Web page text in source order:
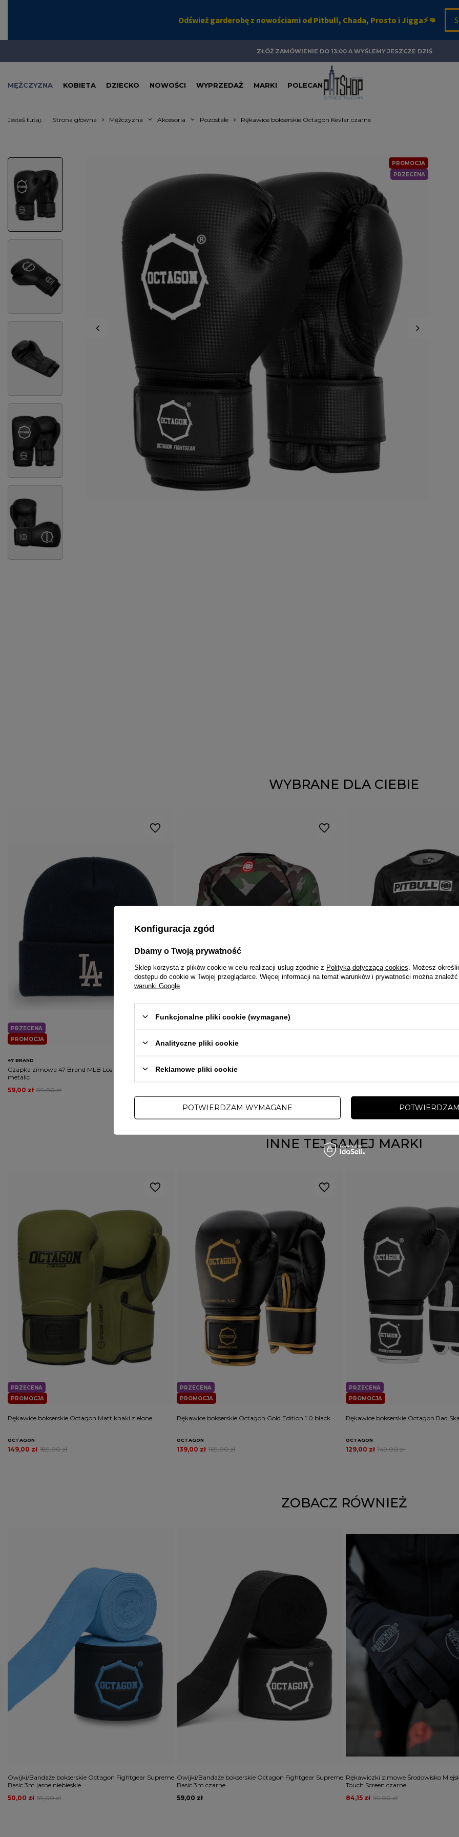
ZŁÓŻ ZAMÓWIENIE DO 13:00 A WYŚLEMY JESZCZE DZIŚ
MĘŻCZYZNA KOBIETA DZIECKO NOWOŚCI WYPRZEDAŻ MARKI POLECANE
Jesteś tutaj: Strona główna Mężczyzna Akcesoria Pozostałe Rękawice bokserskie Octagon Kevlar czarne
PROMOCJA
PRZECENA
WYBRANE DLA CIEBIE
PROMOCJA
PRZECENA
47 BRAND
Czapka zimowa 47 Brand MLB Los Angeles navy
metalic
89,00 zł
59,00 zł
PROMOCJA
Koszulka rashguard Pit Bull Pitbull Cross Camo
INNE TEJ SAMEJ MARKI
PROMOCJA
PRZECENA
Rękawice bokserskie Octagon Matt khaki zielone
OCTAGON
189,00 zł
149,00 zł
PROMOCJA
PRZECENA
Rękawice bokserskie Octagon Gold Edition 1.0 black
OCTAGON
169,00 zł
139,00 zł
PROMOCJA
PRZECENA
Rękawice bokserskie Octagon Rad
OCTAGON
149,00 zł
129,00 zł
ZOBACZ RÓWNIEŻ
Owijki/Bandaże bokserskie Octagon Fightgear Supreme
Basic 3m jasne niebieskie
59,00 zł
50,00 zł
Owijki/Bandaże bokserskie Octagon Fightgear Supreme
Basic 3m czarne
59,00 zł
Rękawiczki zimowe Środowisko
Touch Screen czarne
99,00 zł
84,15 zł
Konfiguracja zgód
Dbamy o Twoją prywatność
Sklep korzysta z plików cookie w celu realizacji usług zgodnie z Polityką dotyczącą cookies . Możesz
dostępu do cookie w Twojej przeglądarce. Więcej informacji na temat warunków i prywatności można
warunki Google
Funkcjonalne pliki cookie (wymagane)
Analityczne pliki cookie
Reklamowe pliki cookie
POTWIERDZAM WYMAGANE